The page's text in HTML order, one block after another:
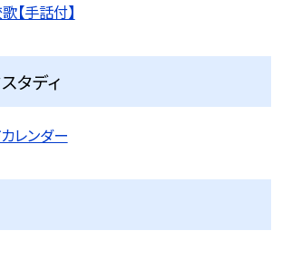
【手話付】
タディ
レンダー